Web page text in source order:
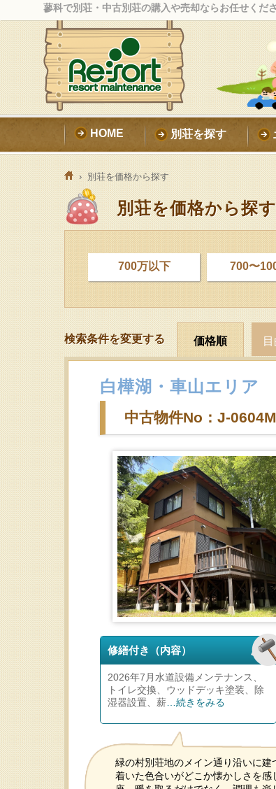
蓼科で別荘・中古別荘の購入や売却ならお任せくだ
HOME 別荘を探す
›別荘を価格から探す
別荘を価格から探す
700万以下 700〜
検索条件を変更する 価格順
白樺湖・車山エリア
中古物件No：J-0604M
修繕付き（内容）
2026年7月水道設備メンテナンス、
トイレ交換、ウッドデッキ塗装、除
湿器設置、薪…続きをみる
緑の村別荘地のメイン通り沿いに
着いた色合いがどこか懐かしさを